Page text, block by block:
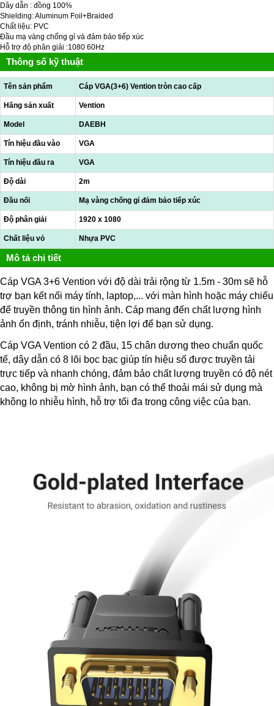
Dây dẫn : đồng 100%
Shielding: Aluminum Foil+Braided
Chất liệu: PVC
Đầu mạ vàng chống gỉ và đảm bảo tiếp xúc
Hỗ trợ độ phân giải :1080 60Hz
Thông số kỹ thuật
Tên sản phẩm Cáp VGA(3+6) Vention tròn cao cấp
Hãng sản xuất Vention
Model DAEBH
Tín hiệu đầu vào VGA
Tín hiệu đầu ra VGA
Độ dài 2m
Đầu nối Mạ vàng chống gỉ đảm bảo tiếp xúc
Độ phân giải 1920 x 1080
Chất liệu vỏ Nhựa PVC
Mô tả chi tiết
Cáp VGA 3+6 Vention với độ dài trải rộng từ 1.5m - 30m sẽ hỗ
trợ bạn kết nối máy tính, laptop,... với màn hình hoặc máy chiếu
để truyền thông tin hình ảnh. Cáp mang đến chất lượng hình
ảnh ổn định, tránh nhiễu, tiện lợi để bạn sử dụng.
Cáp VGA Vention có 2 đầu, 15 chân dương theo chuẩn quốc
tế, dây dẫn có 8 lõi bọc bạc giúp tín hiệu số được truyền tải
trực tiếp và nhanh chóng, đảm bảo chất lượng truyền có độ nét
cao, không bị mờ hình ảnh, bạn có thể thoải mái sử dụng mà
không lo nhiễu hình, hỗ trợ tối đa trong công việc của bạn.